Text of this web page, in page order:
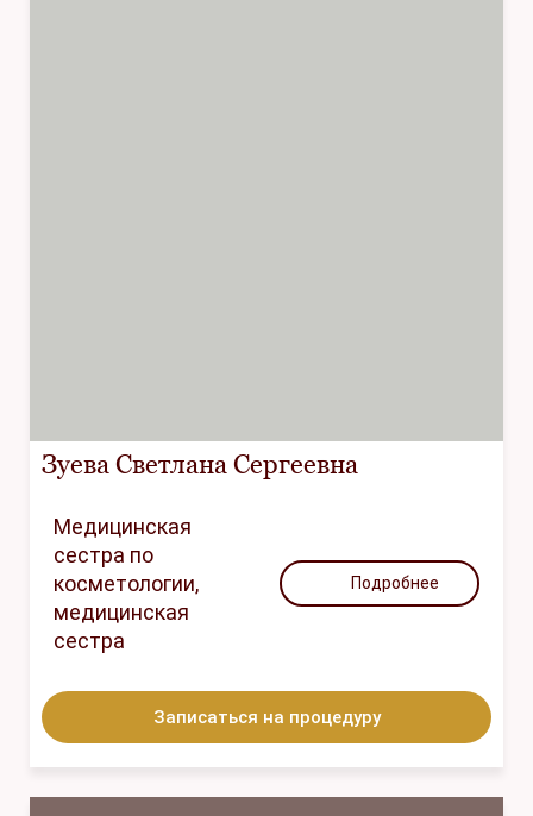
Зуева Светлана Сергеевна
Медицинская
сестра по
косметологии,
медицинская
сестра
Подробнее
Записаться на процедуру